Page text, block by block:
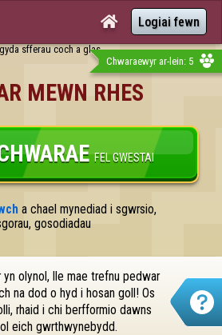
 Logiai fewn
Chwaraewyr ar-lein: 5
MEWN RHES
FEL GWESTAI
a chael mynediad i sgwrsio,
gosodiadau
yn olynol, lle mae trefnu pedwar
na dod o hyd i hosan goll! Os
rhaid i chi berfformio dawns
eich gwrthwynebydd.